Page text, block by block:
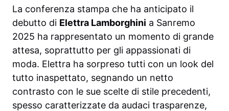
La conferenza stampa che ha anticipato il
debutto di Elettra Lamborghini a Sanremo
2025 ha rappresentato un momento di grande
attesa, soprattutto per gli appassionati di
moda. Elettra ha sorpreso tutti con un look del
tutto inaspettato, segnando un netto
contrasto con le sue scelte di stile precedenti,
spesso caratterizzate da audaci trasparenze,